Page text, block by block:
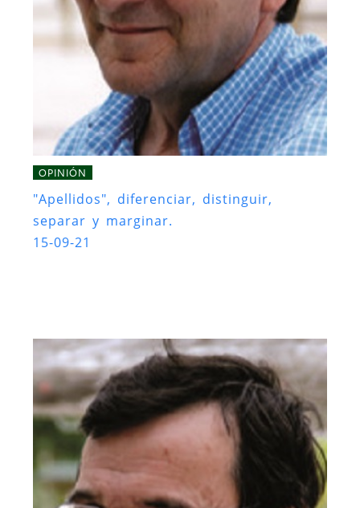
OPINIÓN
"Apellidos", diferenciar, distinguir,
separar y marginar.
15-09-21